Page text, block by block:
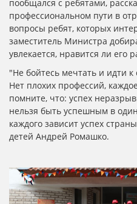
пообщался с ребятами,
профессиональном пути в
вопросы ребят, которых
заместитель Министра
увлекается, нравится ли его
"Не бойтесь мечтать и идти
Нет плохих профессий,
помните, что: успех
нельзя быть успешным в
каждого зависит успех
детей Андрей Ромашко.